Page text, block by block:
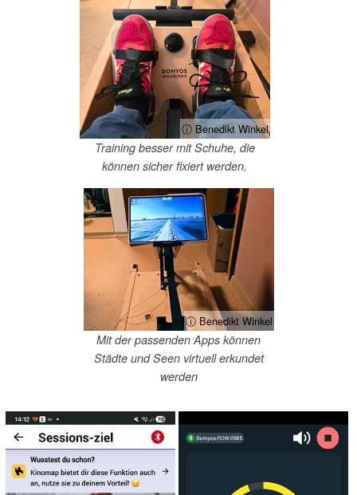
ⓘ Benedikt Winkel
Training besser mit Schuhe, die
können sicher fixiert werden.
ⓘ Benedikt Winkel
Mit der passenden Apps können
Städte und Seen virtuell erkundet
werden